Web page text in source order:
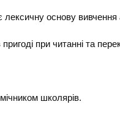
основу вивчення
при читанні та
школярів.